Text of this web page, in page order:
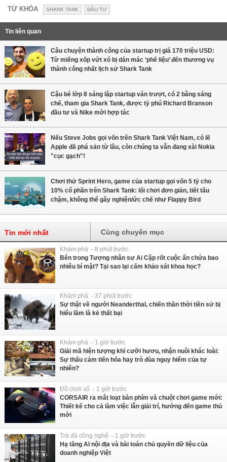
TỪ KHÓA SHARK TANK ĐẦU TƯ
Tin liên quan
Câu chuyện thành công của startup trị giá 170 triệu USD:
Từ miếng xốp vứt xó bị dán mác ‘phế liệu’ đến thương vụ
thành công nhất lịch sử Shark Tank
Cậu bé lớp 8 sáng lập startup ván trượt, có 2 bằng sáng
chế, tham gia Shark Tank, được tỷ phú Richard Branson
đầu tư và Nike mời hợp tác
Nếu Steve Jobs gọi vốn trên Shark Tank Việt Nam, có lẽ
Apple đã phá sản từ lâu, còn chúng ta vẫn đang xài Nokia
"cục gạch"!
Chơi thử Sprint Hero, game của startup gọi vốn 5 tỷ cho
10% cổ phần trên Shark Tank: lối chơi đơn giản, tiết tấu
chậm, không thể gây nghiện/ức chế như Flappy Bird
Tin mới nhất Cùng chuyên mục
Khám phá - 8 phút trước
Bên trong Tượng nhân sư Ai Cập rốt cuộc ẩn chứa bao
nhiêu bí mật? Tại sao lại cấm khảo sát khoa học?
Khám phá - 37 phút trước
Sự thật về người Neanderthal, chiến thần thời tiền sử bị
hiểu lầm là kẻ thất bại
Khám phá - 1 giờ trước
Giải mã hiện tượng khỉ cưỡi hươu, nhận nuôi khác loài:
Sự thấu cảm tiến hóa hay trò đùa nguy hiểm của tự
nhiên?
Đồ chơi số - 1 giờ trước
CORSAIR ra mắt loạt bàn phím và chuột chơi game mới:
Thiết kế cho cả làm việc lẫn giải trí, hướng đến game thủ
mới
Trà đá công nghệ - 1 giờ trước
Hạ tầng AI nội địa và bài toán chủ quyền dữ liệu của
doanh nghiệp Việt